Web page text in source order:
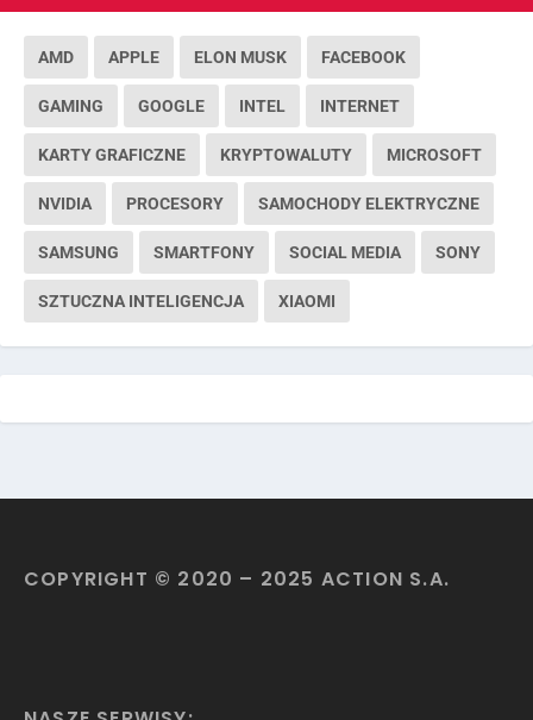
AMD APPLE ELON MUSK FACEBOOK
GAMING GOOGLE INTEL INTERNET
KARTY GRAFICZNE KRYPTOWALUTY MICROSOFT
NVIDIA PROCESORY SAMOCHODY ELEKTRYCZNE
SAMSUNG SMARTFONY SOCIAL MEDIA SONY
SZTUCZNA INTELIGENCJA XIAOMI
COPYRIGHT © 2020 – 2025 ACTION S.A.